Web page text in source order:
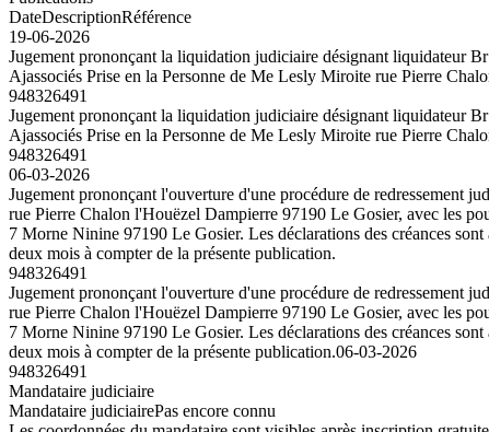
DateDescriptionRéférence
19-06-2026
Jugement prononçant la liquidation judiciaire désignant liquidateur
Ajassociés Prise en la Personne de Me Lesly Miroite rue Pierre
948326491
Jugement prononçant la liquidation judiciaire désignant liquidateur
Ajassociés Prise en la Personne de Me Lesly Miroite rue Pierre
948326491
06-03-2026
Jugement prononçant l'ouverture d'une procédure de redressement
rue Pierre Chalon l'Houëzel Dampierre 97190 Le Gosier, avec les
7 Morne Ninine 97190 Le Gosier. Les déclarations des créances
deux mois à compter de la présente publication.
948326491
Jugement prononçant l'ouverture d'une procédure de redressement
rue Pierre Chalon l'Houëzel Dampierre 97190 Le Gosier, avec les
7 Morne Ninine 97190 Le Gosier. Les déclarations des créances
deux mois à compter de la présente publication.06-03-2026
948326491
Mandataire judiciaire
Mandataire judiciairePas encore connu